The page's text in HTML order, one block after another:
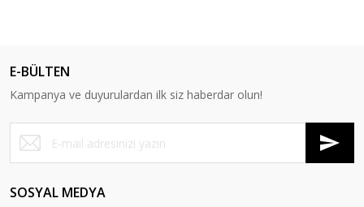
E-BÜLTEN
Kampanya ve duyurulardan ilk siz haberdar olun!
SOSYAL MEDYA